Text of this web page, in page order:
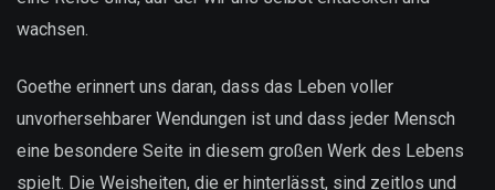
wachsen.
Goethe erinnert uns daran, dass das Leben voller
unvorhersehbarer Wendungen ist und dass jeder Mensch
eine besondere Seite in diesem großen Werk des Lebens
spielt. Die Weisheiten, die er hinterlässt, sind zeitlos und